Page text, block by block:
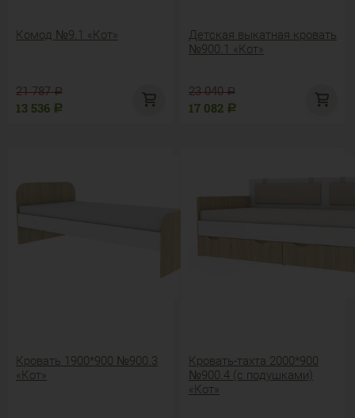
Комод №9.1 «Кот»
21 787 Р
13 536 Р
Детская выкатная кровать
№900.1 «Кот»
23 040 Р
17 082 Р
Кровать 1900*900 №900.3
«Кот»
Кровать-тахта 2000*900
№900.4 (с подушками)
«Кот»